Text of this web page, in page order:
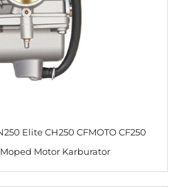
Elite CH250 CFMOTO CF250
Motor Karburator